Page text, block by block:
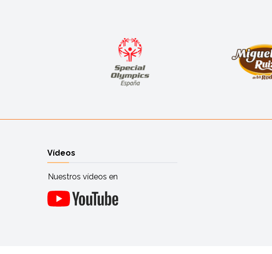
Vídeos
Nuestros vídeos en